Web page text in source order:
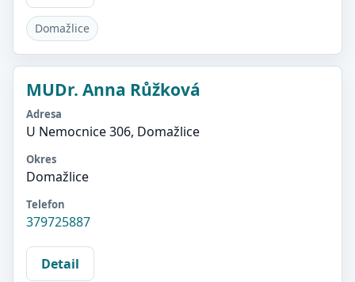
Domažlice
MUDr. Anna Růžková
Adresa
U Nemocnice 306, Domažlice
Okres
Domažlice
Telefon
379725887
Detail